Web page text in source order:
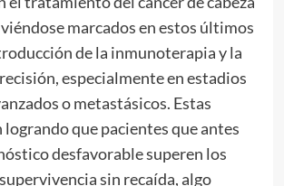
marcados en estos últimos
de la inmunoterapia y la
especialmente en estadios
o metastásicos. Estas
que pacientes que antes
desfavorable superen los
sin recaída, algo